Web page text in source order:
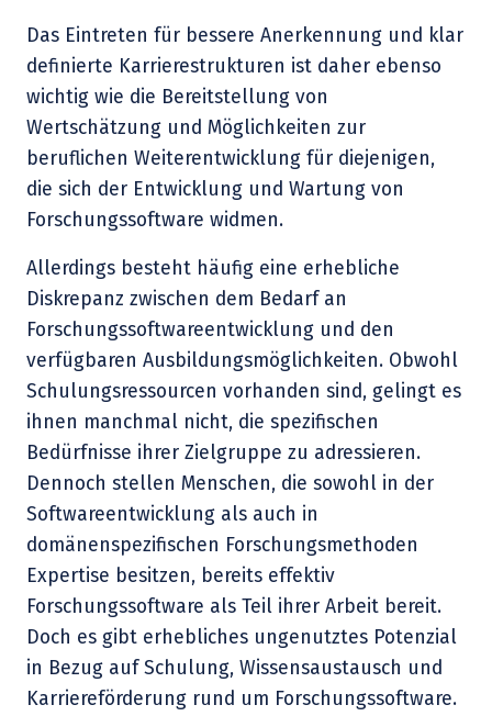
Das Eintreten für bessere Anerkennung und klar
definierte Karrierestrukturen ist daher ebenso
wichtig wie die Bereitstellung von
Wertschätzung und Möglichkeiten zur
beruflichen Weiterentwicklung für diejenigen,
die sich der Entwicklung und Wartung von
Forschungssoftware widmen.
Allerdings besteht häufig eine erhebliche
Diskrepanz zwischen dem Bedarf an
Forschungssoftwareentwicklung und den
verfügbaren Ausbildungsmöglichkeiten. Obwohl
Schulungsressourcen vorhanden sind, gelingt es
ihnen manchmal nicht, die spezifischen
Bedürfnisse ihrer Zielgruppe zu adressieren.
Dennoch stellen Menschen, die sowohl in der
Softwareentwicklung als auch in
domänenspezifischen Forschungsmethoden
Expertise besitzen, bereits effektiv
Forschungssoftware als Teil ihrer Arbeit bereit.
Doch es gibt erhebliches ungenutztes Potenzial
in Bezug auf Schulung, Wissensaustausch und
Karriereförderung rund um Forschungssoftware.